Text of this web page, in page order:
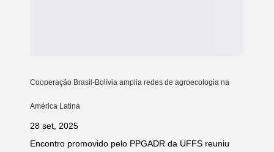
Cooperação Brasil-Bolívia amplia redes de agroecologia na
América Latina
28 set, 2025
Encontro promovido pelo PPGADR da UFFS reuniu